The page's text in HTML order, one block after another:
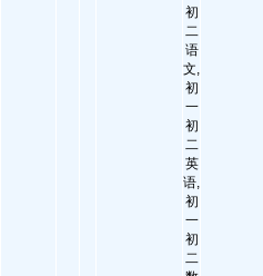
初
二
语
文,
初
一
初
二
英
语,
初
一
初
二